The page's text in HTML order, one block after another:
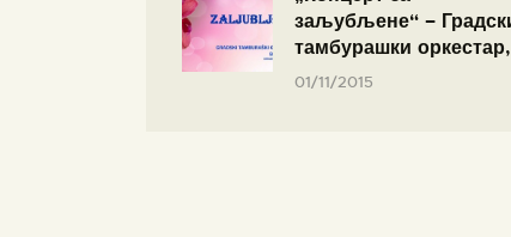
заљубљене“ –
тамбурашки оркестар,
01/11/2015